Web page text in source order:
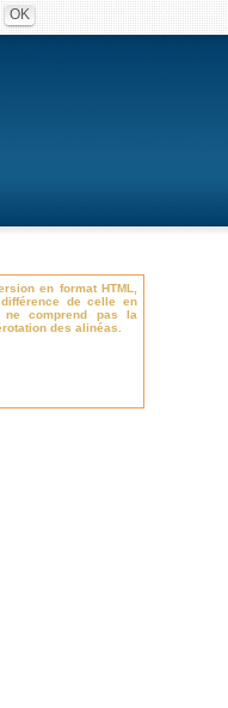
en format HTML,
de celle en
ne comprend pas la
des alinéas.